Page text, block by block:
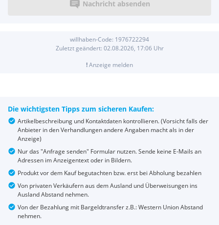
Nachricht absenden
willhaben-Code: 1976722294
Zuletzt geändert: 02.08.2026, 17:06Uhr
!Anzeige melden
Die wichtigsten Tipps zum sicheren Kaufen:
Artikelbeschreibung und Kontaktdaten kontrollieren. (Vorsicht falls der
Anbieter in den Verhandlungen andere Angaben macht als in der
Anzeige)
Nur das "Anfrage senden" Formular nutzen. Sende keine E-Mails an
Adressen im Anzeigentext oder in Bildern.
Produkt vor dem Kauf begutachten bzw. erst bei Abholung bezahlen
Von privaten Verkäufern aus dem Ausland und Überweisungen ins
Ausland Abstand nehmen.
Von der Bezahlung mit Bargeldtransfer z.B.: Western Union Abstand
nehmen.